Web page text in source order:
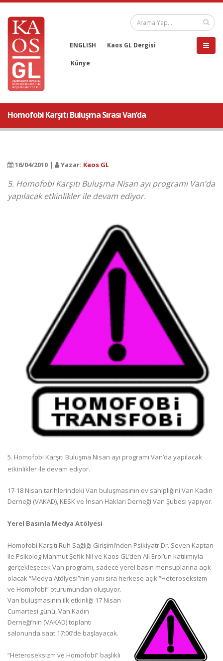
ENGLISH Kaos GL Dergisi
Künye
Homofobi Karşıtı Buluşma Sırası Van’da
16/04/2010 | Yazar: Kaos GL
5. Homofobi Karşıtı Buluşma Nisan ayı programı Van’da
yapılacak etkinlikler ile devam ediyor.
5. Homofobi Karşıtı Buluşma Nisan ayı programı Van’da yapılacak
etkinlikler ile devam ediyor.
17-18 Nisan tarihlerindeki Van buluşmasının ev sahipliğini Van Kadın
Derneği (VAKAD), KESK ve İnsan Hakları Derneği Van Şubesi yapıyor.
Yerel Basınla Medya Atölyesi
Homofobi Karşıtı Ruh Sağlığı Girişimi’nden Psikiyatr Dr. Seven Kaptan
ile Psikolog Mahmut Şefik Nil ve Kaos GL’den Ali Erol’un katılımıyla
gerçekleşecek Van programı, sadece yerel basın mensuplarına açık
olacak “Medya Atölyesi”nin yanı sıra herkese açık “Heteroseksizm
ve Homofobi” oturumundan oluşuyor.
Van buluşmasının ilk etkinliği 17 Nisan
Cumartesi günü, Van Kadın
Derneği’nin (VAKAD) toplantı
salonunda saat 17:00’de başlayacak.
“Heteroseksizm ve Homofobi” başlıklı